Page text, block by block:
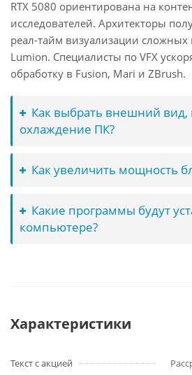
RTX 5080 ориентирована на
исследователей. Архитекторы
реал-тайм визуализации сложных
Lumion. Специалисты по VFX
обработку в Fusion, Mari и ZBrush.
Как выбрать внешний вид,
охлаждение ПК?
Как увеличить мощность
Какие программы будут
компьютере?
Характеристики
Текст с акцией